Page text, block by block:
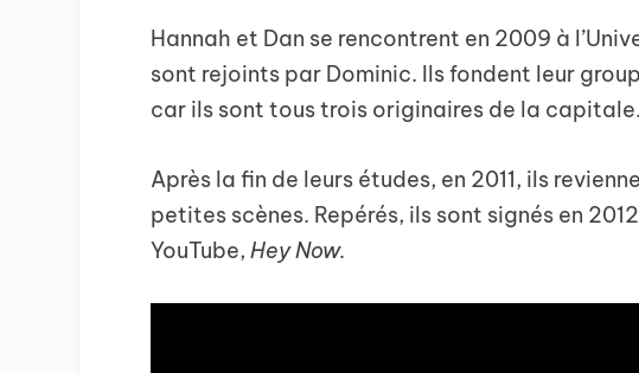
Hannah et Dan se rencontrent en 2009 à
sont rejoints par Dominic. Ils fondent leur
car ils sont tous trois originaires de la capitale.
Après la fin de leurs études, en 2011, ils
petites scènes. Repérés, ils sont signés en
YouTube,Hey Now.